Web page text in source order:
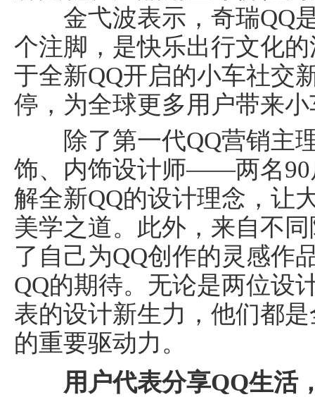
金弋波表示，奇瑞QQ
个注脚，是快乐出行文化
于全新QQ开启的小车社交
停，为全球更多用户带来
除了第一代QQ营销主理
饰、内饰设计师——两名90
解全新QQ的设计理念，让
美学之道。此外，来自不
了自己为QQ创作的灵感作
QQ的期待。无论是两位设
表的设计新生力，他们都
的重要驱动力。
用户代表分享QQ生活